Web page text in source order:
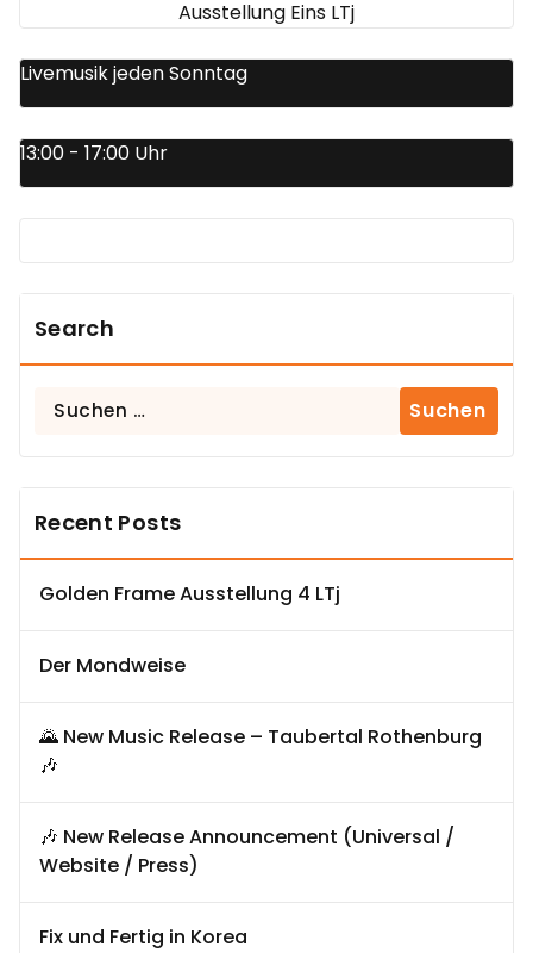
Ausstellung Eins LTj
Livemusik jeden Sonntag
13:00 - 17:00 Uhr
Search
Suchen
Recent Posts
Golden Frame Ausstellung 4 LTj
Der Mondweise
🌄 New Music Release – Taubertal Rothenburg
🎶
🎶 New Release Announcement (Universal /
Website / Press)
Fix und Fertig in Korea